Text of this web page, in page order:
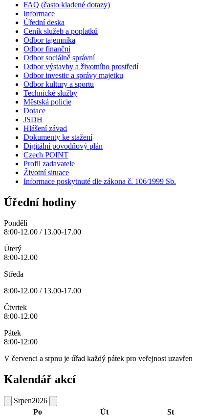
FAQ (často kladené dotazy)
Informace
Úřední deska
Ceník služeb a poplatků
Odbor tajemníka
Odbor finanční
Odbor sociálně správní
Odbor výstavby a životního prostředí
Odbor investic a správy majetku
Odbor kultury a sportu
Technické služby
Městská policie
Dotace
JSDH
Hlášení závad
Dokumenty ke stažení
Digitální povodňový plán
Czech POINT
Profil zadavatele
Životní situace
Informace poskytnuté dle zákona č. 106⁄1999 Sb.
Úřední hodiny
Pondělí
8:00-12.00 / 13.00-17.00
Úterý
8:00-12.00
Středa
8:00-12.00 / 13.00-17.00
Čtvrtek
8:00-12.00
Pátek
8:00-12:00
V červenci a srpnu je úřad každý pátek pro veřejnost uzavřen
Kalendář akcí
Srpen2026
Po
Út
St